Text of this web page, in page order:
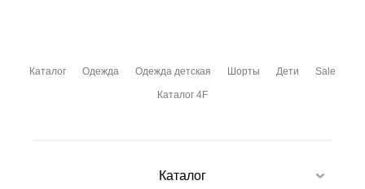
Каталог Одежда Одежда детская Шорты Дети Sale
Каталог 4F
Каталог